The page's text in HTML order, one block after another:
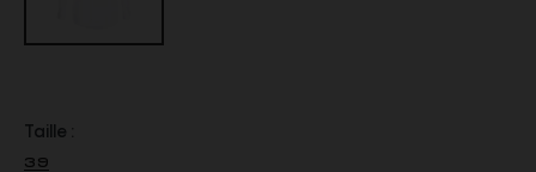
Taille :
39